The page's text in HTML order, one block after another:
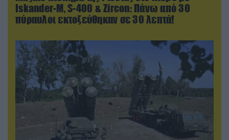
Iskander-Μ, S-400 & Zircon: Πάνω από 30
πύραυλοι εκτοξεύθηκαν σε 30 λεπτά!